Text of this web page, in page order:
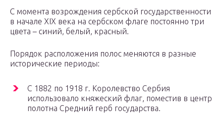
С момента возрождения сербской государственности
в начале XIX века на сербском флаге постоянно три
цвета – синий, белый, красный.
Порядок расположения полос меняются в разные
исторические периоды:
С 1882 по 1918 г. Королевство Сербия
использовало княжеский флаг, поместив в центр
полотна Средний герб государства.